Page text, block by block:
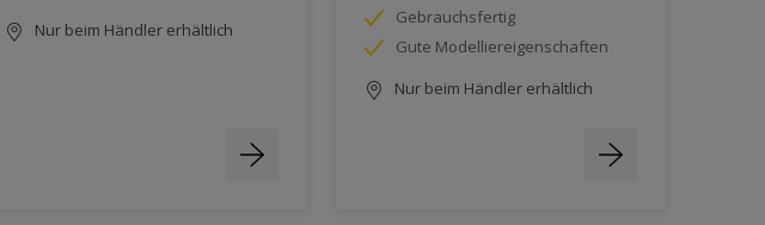
Nur beim Händler erhältlich
Gebrauchsfertig
Gute Modelliereigenschaften
Nur beim Händler erhältlich